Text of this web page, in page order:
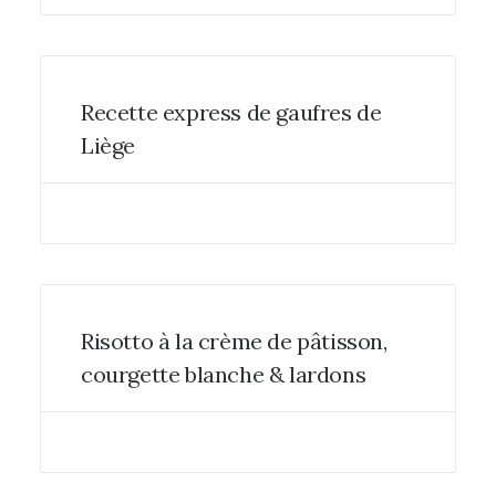
Recette express de gaufres de
Liège
Risotto à la crème de pâtisson,
courgette blanche & lardons